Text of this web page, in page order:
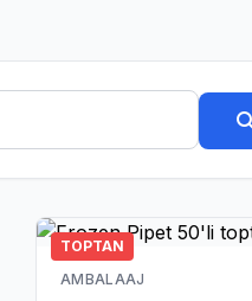
TOPTAN
AMBALAAJ